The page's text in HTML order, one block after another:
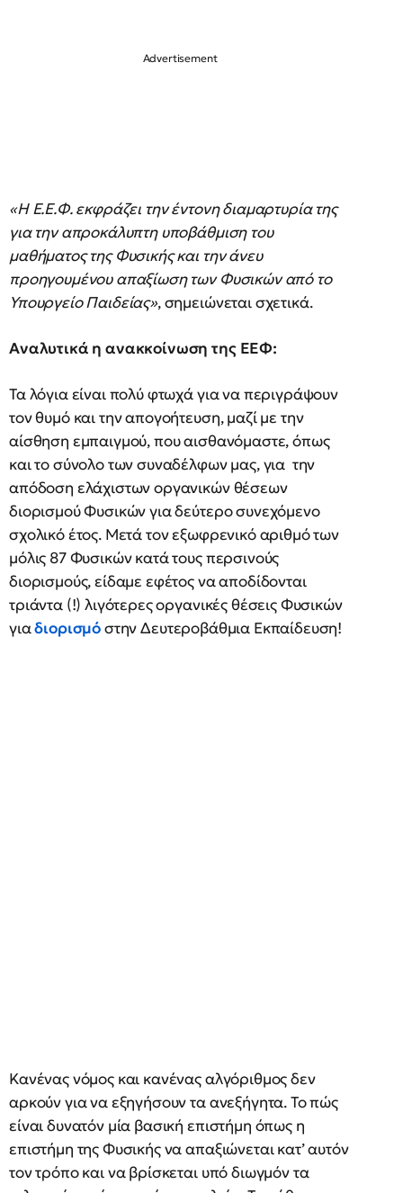
«Η Ε.Ε.Φ. εκφράζει την έντονη διαμαρτυρία της
για την απροκάλυπτη υποβάθμιση του
μαθήματος της Φυσικής και την άνευ
προηγουμένου απαξίωση των Φυσικών από το
Υπουργείο Παιδείας», σημειώνεται σχετικά.
Αναλυτικά η ανακκοίνωση της ΕΕΦ:
Τα λόγια είναι πολύ φτωχά για να περιγράψουν
τον θυμό και την απογοήτευση, μαζί με την
αίσθηση εμπαιγμού, που αισθανόμαστε, όπως
και το σύνολο των συναδέλφων μας, για την
απόδοση ελάχιστων οργανικών θέσεων
διορισμού Φυσικών για δεύτερο συνεχόμενο
σχολικό έτος. Μετά τον εξωφρενικό αριθμό των
μόλις 87 Φυσικών κατά τους περσινούς
διορισμούς, είδαμε εφέτος να αποδίδονται
τριάντα (!) λιγότερες οργανικές θέσεις Φυσικών
γιαδιορισμόστην Δευτεροβάθμια Εκπαίδευση!
Κανένας νόμος και κανένας αλγόριθμος δεν
αρκούν για να εξηγήσουν τα ανεξήγητα. Το πώς
είναι δυνατόν μία βασική επιστήμη όπως η
επιστήμη της Φυσικής να απαξιώνεται κατ’ αυτόν
τον τρόπο και να βρίσκεται υπό διωγμόν τα